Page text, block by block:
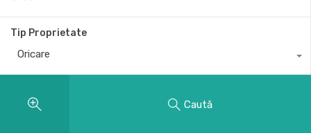
Tip Proprietate
Oricare
Caută